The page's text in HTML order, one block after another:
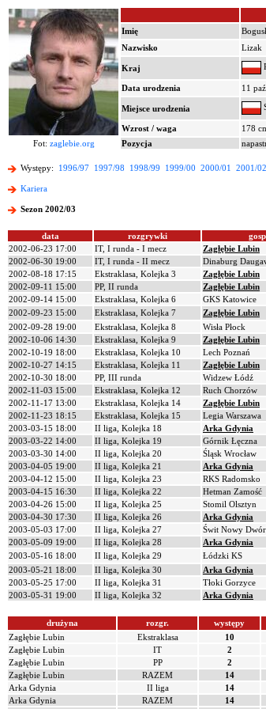
Imię
Nazwisko
Lizak
Kraj
Data urodzenia 11
Miejsce urodzenia
Wzrost / waga
178
Fot: zaglebie.org Pozycja
Występy: 1996/97 1997/98 1998/99 1999/00 2000/01 2001/02
Kariera
Sezon 2002/03
data rozgrywki
2002-06-23 17:00
IT, I runda - I mecz Zagłębie Lubin
2002-06-30 19:00
IT, I runda - II mecz Dinaburg
2002-08-18 17:15
Ekstraklasa, Kolejka 3 Zagłębie Lubin
2002-09-11 15:00
PP, II runda Zagłębie Lubin
2002-09-14 15:00
Ekstraklasa, Kolejka 6 GKS Katowice
2002-09-23 15:00
Ekstraklasa, Kolejka 7 Zagłębie Lubin
2002-09-28 19:00
Ekstraklasa, Kolejka 8 Wisła Płock
2002-10-06 14:30
Ekstraklasa, Kolejka 9 Zagłębie Lubin
2002-10-19 18:00
Ekstraklasa, Kolejka 10 Lech Poznań
2002-10-27 14:15
Ekstraklasa, Kolejka 11 Zagłębie Lubin
2002-10-30 18:00
PP, III runda Widzew Łódź
2002-11-03 15:00
Ekstraklasa, Kolejka 12 Ruch Chorzów
2002-11-17 13:00
Ekstraklasa, Kolejka 14 Zagłębie Lubin
2002-11-23 18:15
Ekstraklasa, Kolejka 15 Legia Warszawa
2003-03-15 18:00
II liga, Kolejka 18 Arka Gdynia
2003-03-22 14:00
II liga, Kolejka 19 Górnik Łęczna
2003-03-30 14:00
II liga, Kolejka 20 Śląsk Wrocław
2003-04-05 19:00
II liga, Kolejka 21 Arka Gdynia
2003-04-12 15:00
II liga, Kolejka 23 RKS Radomsko
2003-04-15 16:30
II liga, Kolejka 22 Hetman Zamość
2003-04-26 15:00
II liga, Kolejka 25 Stomil Olsztyn
2003-04-30 17:30
II liga, Kolejka 26 Arka Gdynia
2003-05-03 17:00
II liga, Kolejka 27 Świt Nowy
2003-05-09 19:00
II liga, Kolejka 28 Arka Gdynia
2003-05-16 18:00
II liga, Kolejka 29 Łódzki KS
2003-05-21 18:00
II liga, Kolejka 30 Arka Gdynia
2003-05-25 17:00
II liga, Kolejka 31 Tłoki Gorzyce
2003-05-31 19:00
II liga, Kolejka 32 Arka Gdynia
drużyna rozgr. występy
Zagłębie Lubin
Ekstraklasa 10
Zagłębie Lubin
IT 2
Zagłębie Lubin
PP 2
Zagłębie Lubin
RAZEM 14
Arka Gdynia
II liga 14
Arka Gdynia
RAZEM 14